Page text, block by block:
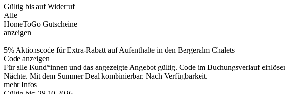
Gültig bis auf Widerruf
Alle
HomeToGo Gutscheine
anzeigen
5% Aktionscode für Extra-Rabatt auf Aufenthalte in den Bergeralm Chalets
Code anzeigen
Für alle Kund*innen und das angezeigte Angebot gültig. Code im Buchungsverlauf
Nächte. Mit dem Summer Deal kombinierbar. Nach Verfügbarkeit.
mehr Infos